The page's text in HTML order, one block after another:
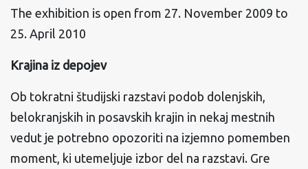
The exhibition is open from 27. November 2009 to
25. April 2010
Krajina iz depojev
Ob tokratni študijski razstavi podob dolenjskih,
belokranjskih in posavskih krajin in nekaj mestnih
vedut je potrebno opozoriti na izjemno pomemben
moment, ki utemeljuje izbor del na razstavi. Gre